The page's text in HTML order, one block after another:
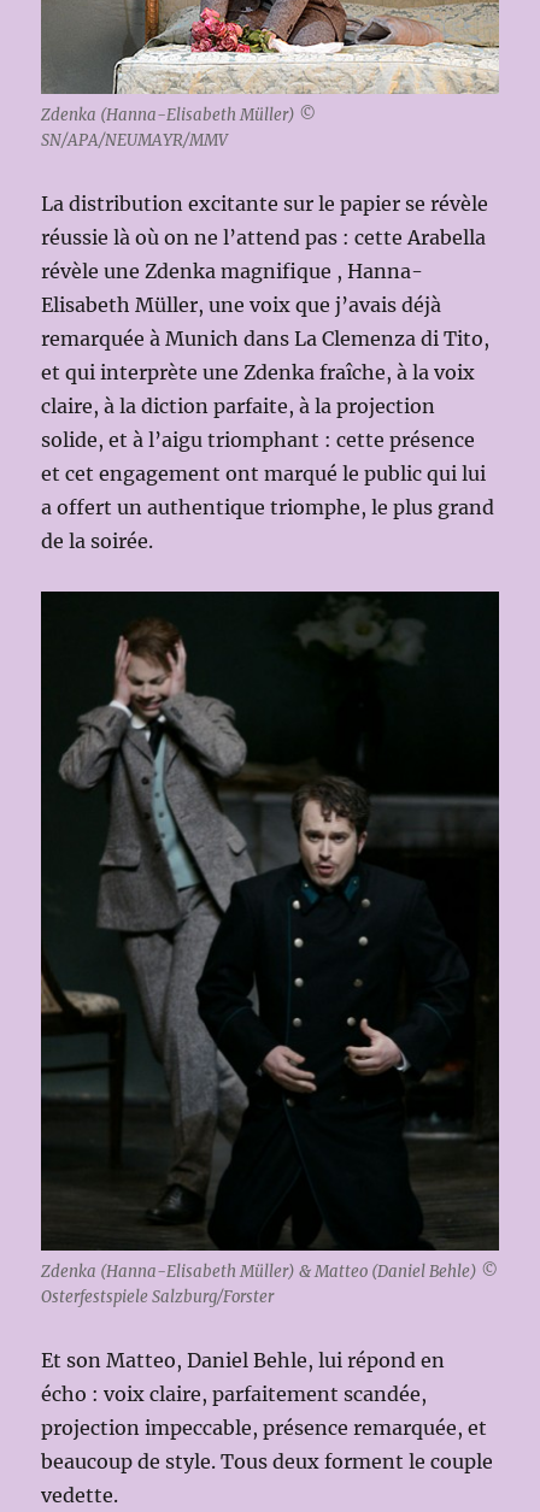
Zdenka (Hanna-Elisabeth Müller) ©
SN/APA/NEUMAYR/MMV
La distribution excitante sur le papier se révèle
réussie là où on ne l’attend pas : cette Arabella
révèle une Zdenka magnifique , Hanna-
Elisabeth Müller, une voix que j’avais déjà
remarquée à Munich dans La Clemenza di Tito,
et qui interprète une Zdenka fraîche, à la voix
claire, à la diction parfaite, à la projection
solide, et à l’aigu triomphant : cette présence
et cet engagement ont marqué le public qui lui
a offert un authentique triomphe, le plus grand
de la soirée.
Zdenka (Hanna-Elisabeth Müller) & Matteo (Daniel Behle) ©
Osterfestspiele Salzburg/Forster
Et son Matteo, Daniel Behle, lui répond en
écho : voix claire, parfaitement scandée,
projection impeccable, présence remarquée, et
beaucoup de style. Tous deux forment le couple
vedette.